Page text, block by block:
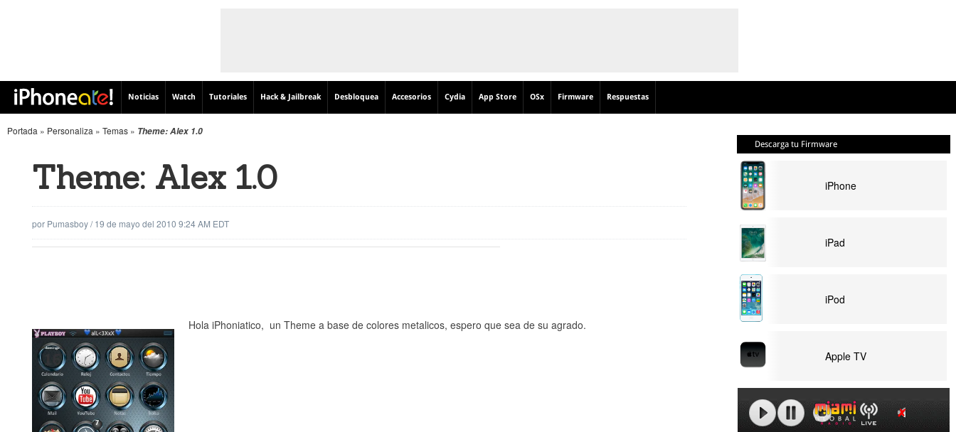
Noticias Watch Tutoriales Hack & Jailbreak Desbloquea Accesorios Cydia App Store OSx Firmware Respuestas
Portada » Personaliza » Temas » Theme: Alex 1.0
Theme: Alex 1.0
por Pumasboy/19 de mayo del 2010 9:24 AM EDT
Hola iPhoniatico, un Theme a base de colores metalicos, espero que sea de su agrado.
Descarga tu Firmware
iPhone
iPad
iPod
Apple TV